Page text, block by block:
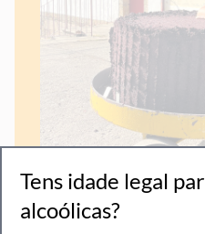
Tens idade legal
alcoólicas?